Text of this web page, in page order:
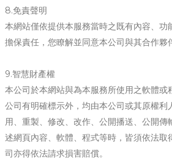
8.免責聲明
本網站僅依提供本服務當時之既有內容、
擔保責任，您瞭解並同意本公司與其合作夥
9.智慧財產權
本公司於本網站與為本服務所使用之軟體
公司有明確標示外，均由本公司或其原權
用、重製、修改、改作、公開播送、公開
述網頁內容、軟體、程式等時，皆須依法
司亦得依法請求損害賠償。